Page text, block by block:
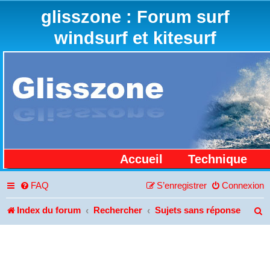
glisszone : Forum surf
windsurf et kitesurf
Accueil Technique
FAQ Connexion
S’enregistrer
Index du forum Rechercher Sujets sans réponse